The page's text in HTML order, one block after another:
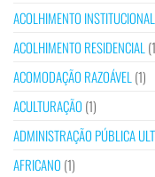
ACOLHIMENTO INSTITUCIONAL
ACOLHIMENTO RESIDENCIAL
ACOMODAÇÃO RAZOÁVEL (1)
ACULTURAÇÃO (1)
ADMINISTRAÇÃO PÚBLICA
AFRICANO (1)